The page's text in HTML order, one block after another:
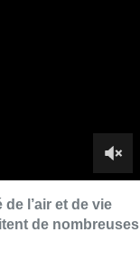
bande de
n’engendrait
et jusqu'au